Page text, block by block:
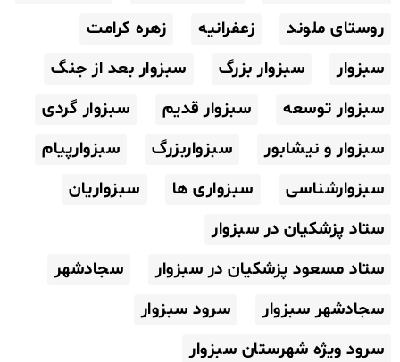
روستای ملوند زعفرانیه
زهره کرامت
سبزوار
سبزوار بزرگ
سبزوار بعد از جنگ
سبزوار توسعه
سبزوار قدیم
سبزوار گردی
سبزوار و نیشابور
سبزواربزرگ
سبزوارپیام
سبزوارشناسی
سبزواری ها
سبزواریان
ستاد پزشکیان در سبزوار
ستاد مسعود پزشکیان در سبزوار
سجادشهر
سجادشهر سبزوار
سرود سبزوار
سرود ویژه شهرستان سبزوار